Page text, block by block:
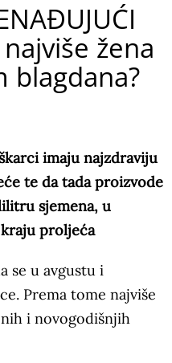
žena
blagdana?
imaju najzdraviju
te da tada proizvode
sjemena, u
proljeća
se u avgustu i
Prema tome najviše
i novogodišnjih